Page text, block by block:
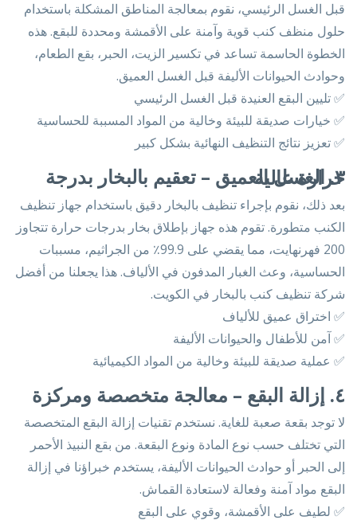
قبل الغسل الرئيسي، نقوم بمعالجة المناطق المشكلة باستخدام
حلول منظف كنب قوية وآمنة على الأقمشة ومحددة للبقع. هذه
الخطوة الحاسمة تساعد في تكسير الزيت، الحبر، بقع الطعام،
وحوادث الحيوانات الأليفة قبل الغسل العميق.
✅ تليين البقع العنيدة قبل الغسل الرئيسي
✅ خيارات صديقة للبيئة وخالية من المواد المسببة للحساسية
✅ تعزيز نتائج التنظيف النهائية بشكل كبير
٣. الغسل العميق – تعقيم بالبخار بدرجة حرارة عالية
بعد ذلك، نقوم بإجراء تنظيف بالبخار دقيق باستخدام جهاز تنظيف
الكنب متطورة. تقوم هذه جهاز بإطلاق بخار بدرجات حرارة تتجاوز
200 فهرنهايت، مما يقضي على 99.9٪ من الجراثيم، مسببات
الحساسية، وعث الغبار المدفون في الألياف. هذا يجعلنا من أفضل
شركة تنظيف كنب بالبخار في الكويت.
✅ اختراق عميق للألياف
✅ آمن للأطفال والحيوانات الأليفة
✅ عملية صديقة للبيئة وخالية من المواد الكيميائية
٤. إزالة البقع – معالجة متخصصة ومركزة
لا توجد بقعة صعبة للغاية. نستخدم تقنيات إزالة البقع المتخصصة
التي تختلف حسب نوع المادة ونوع البقعة. من بقع النبيذ الأحمر
إلى الحبر أو حوادث الحيوانات الأليفة، يستخدم خبراؤنا في إزالة
البقع مواد آمنة وفعالة لاستعادة القماش.
✅ لطيف على الأقمشة، وقوي على البقع